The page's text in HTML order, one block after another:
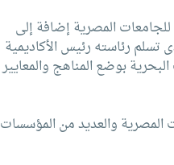
للجامعات المصرية إضافة إلى
تسلم رئاسته رئيس الأكاديمية
البحرية بوضع المناهج والمعايير
المصرية والعديد من المؤسسات